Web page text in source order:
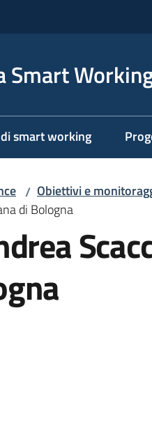
Smart
smart working
/ Obiettivi e
di Bologna